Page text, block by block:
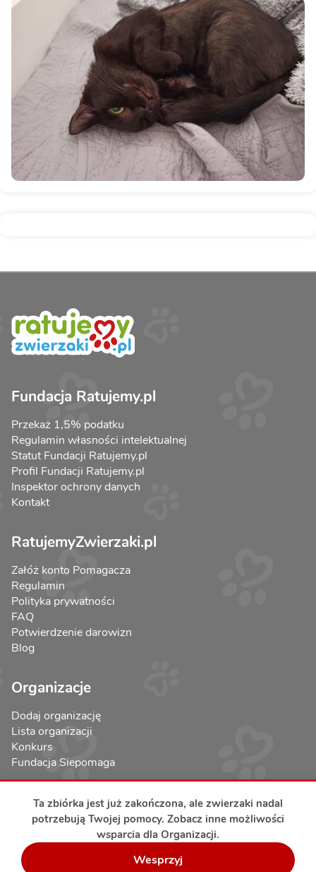
Ta zbiórka jest już zakończona, ale zwierzaki nadal
potrzebują Twojej pomocy. Zobacz inne możliwości
wsparcia dla Organizacji.
Wesprzyj
Fundacja Ratujemy.pl
Przekaż 1,5% podatku
Regulamin własności intelektualnej
Statut Fundacji Ratujemy.pl
Profil Fundacji Ratujemy.pl
Inspektor ochrony danych
Kontakt
RatujemyZwierzaki.pl
Załóż konto Pomagacza
Regulamin
Polityka prywatności
FAQ
Potwierdzenie darowizn
Blog
Organizacje
Dodaj organizację
Lista organizacji
Konkurs
Fundacja Siepomaga
Bezpieczeństwo transakcji